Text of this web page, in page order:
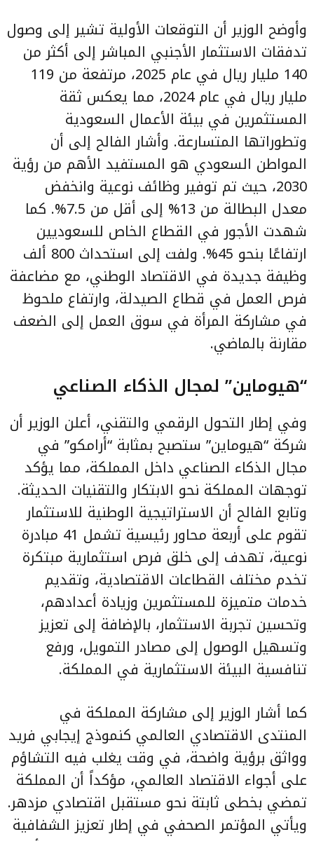
وأوضح الوزير أن التوقعات الأولية تشير إلى وصول
تدفقات الاستثمار الأجنبي المباشر إلى أكثر من
140 مليار ريال في عام 2025، مرتفعة من 119
مليار ريال في عام 2024، مما يعكس ثقة
المستثمرين في بيئة الأعمال السعودية
وتطوراتها المتسارعة. وأشار الفالح إلى أن
المواطن السعودي هو المستفيد الأهم من رؤية
2030، حيث تم توفير وظائف نوعية وانخفض
معدل البطالة من 13% إلى أقل من 7.5%. كما
شهدت الأجور في القطاع الخاص للسعوديين
ارتفاعًا بنحو 45%. ولفت إلى استحداث 800 ألف
وظيفة جديدة في الاقتصاد الوطني، مع مضاعفة
فرص العمل في قطاع الصيدلة، وارتفاع ملحوظ
في مشاركة المرأة في سوق العمل إلى الضعف
مقارنة بالماضي.
“هيوماين” لمجال الذكاء الصناعي
وفي إطار التحول الرقمي والتقني، أعلن الوزير أن
شركة “هيوماين” ستصبح بمثابة “أرامكو” في
مجال الذكاء الصناعي داخل المملكة، مما يؤكد
توجهات المملكة نحو الابتكار والتقنيات الحديثة.
وتابع الفالح أن الاستراتيجية الوطنية للاستثمار
تقوم على أربعة محاور رئيسية تشمل 41 مبادرة
نوعية، تهدف إلى خلق فرص استثمارية مبتكرة
تخدم مختلف القطاعات الاقتصادية، وتقديم
خدمات متميزة للمستثمرين وزيادة أعدادهم،
وتحسين تجربة الاستثمار، بالإضافة إلى تعزيز
وتسهيل الوصول إلى مصادر التمويل، ورفع
تنافسية البيئة الاستثمارية في المملكة.
كما أشار الوزير إلى مشاركة المملكة في
المنتدى الاقتصادي العالمي كنموذج إيجابي فريد
وواثق برؤية واضحة، في وقت يغلب فيه التشاؤم
على أجواء الاقتصاد العالمي، مؤكداً أن المملكة
تمضي بخطى ثابتة نحو مستقبل اقتصادي مزدهر.
ويأتي المؤتمر الصحفي في إطار تعزيز الشفافية